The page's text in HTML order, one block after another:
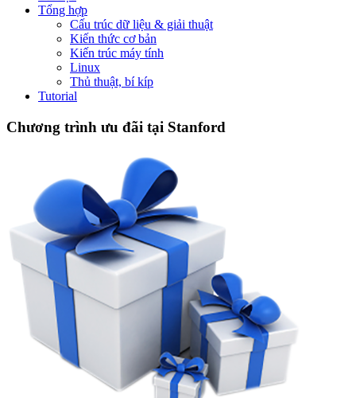
Tổng hợp
Cấu trúc dữ liệu & giải thuật
Kiến thức cơ bản
Kiến trúc máy tính
Linux
Thủ thuật, bí kíp
Tutorial
Chương trình ưu đãi tại Stanford